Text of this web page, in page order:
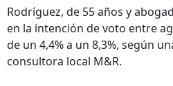
Rodríguez, de 55 años y
en la intención de voto entre
de un 4,4% a un 8,3%, según
consultora local M&R.